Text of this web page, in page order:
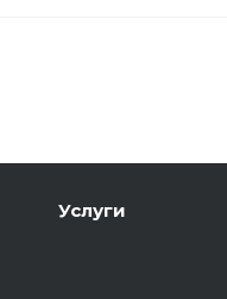
Услуги